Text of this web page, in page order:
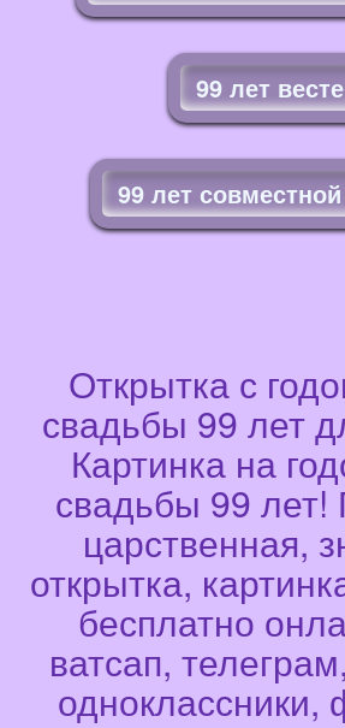
99 лет весте
99 лет
Открытка с
свадьбы 99 лет
Картинка на
свадьбы 99 лет!
царственная,
открытка,
бесплатно
ватсап,
одноклассники,